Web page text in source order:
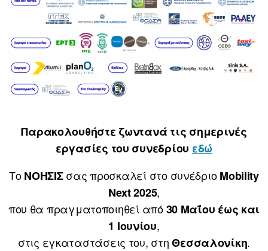
Παρακολουθήστε ζωντανά τις σημερινές
εργασίες του συνεδρίου εδώ
ΤοΝΟΗΣΙΣσας προσκαλεί στο συνέδριοMobility
Next 2025,
που θα πραγματοποιηθεί από30 Μαΐου έως και
1 Ιουνίου,
στις εγκαταστάσεις του, στηΘεσσαλονίκη.